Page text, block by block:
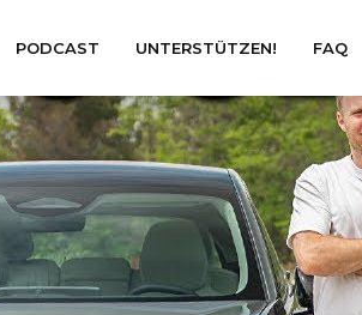
PODCAST UNTERSTÜTZEN! FAQ